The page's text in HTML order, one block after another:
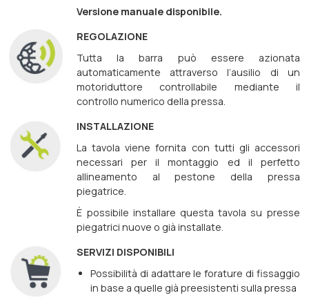
Versione manuale disponibile.
REGOLAZIONE
Tutta la barra può essere azionata
automaticamente attraverso l‘ausilio di un
motoriduttore controllabile mediante il
controllo numerico della pressa.
INSTALLAZIONE
La tavola viene fornita con tutti gli accessori
necessari per il montaggio ed il perfetto
allineamento al pestone della pressa
piegatrice.
È possibile installare questa tavola su presse
piegatrici nuove o già installate.
SERVIZI DISPONIBILI
Possibilità di adattare le forature di fissaggio
in base a quelle già preesistenti sulla pressa